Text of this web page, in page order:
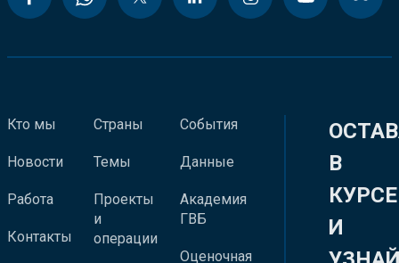
Кто мы
Новости
Работа
Контакты
Страны
Темы
Проекты
и
операции
События
Данные
Академия
ГВБ
Оценочная
В
КУРСЕ
И